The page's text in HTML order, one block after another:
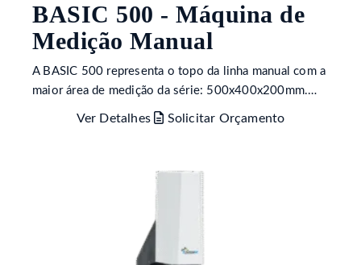
BASIC 500 - Máquina de
Medição Manual
A BASIC 500 representa o topo da linha manual com a
maior área de medição da série: 500x400x200mm.…
Ver Detalhes Solicitar Orçamento